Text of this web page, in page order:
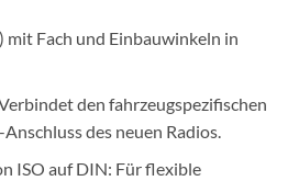
mit Fach und Einbauwinkeln in
den fahrzeugspezifischen
des neuen Radios.
ISO auf DIN: Für flexible